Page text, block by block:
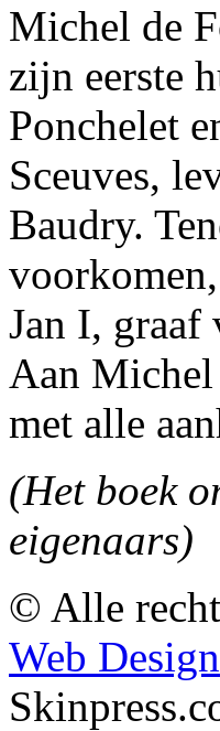
Michel de
zijn eerste
Ponchelet
Sceuves,
Baudry.
Jan I, graaf
Aan Michel
met alle
(Het boek
eigenaars)
© Alle
Web Design